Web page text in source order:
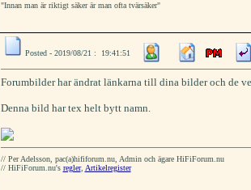
"Innan man är riktigt säker är man ofta tvärsäker"
Posted - 2019/08/21 : 19:41:51
Forumbilder har ändrat länkarna till dina bilder och de
Denna bild har tex helt bytt namn.
// Per Adelsson, pac(a)hififorum.nu, Admin och ägare HiFiForum.nu
// HiFiForum.nu's regler, Artikelregister